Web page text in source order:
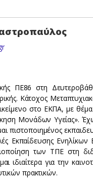
ΠΕ86 στη
Κάτοχος
στο ΕΚΠΑ, με
Μονάδων Υγείας».
πιστοποιημένος
Εκπαίδευσης Ενηλίκων
των ΤΠΕ στη
ιδιαίτερα για την
πρακτικών.